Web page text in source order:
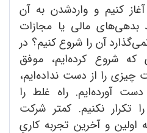
کنیم و واردشدن به آن
بدهی‌های مالی یا مجازات
آن را شروع کنیم؟ در
که شروع کرده‌ایم، موفق
چیزی را از دست نداده‌ایم،
آورده‌ایم. راه غلط را
تکرار نکنیم. کمتر شرکت
اولین و آخرین تجربه کاریِ